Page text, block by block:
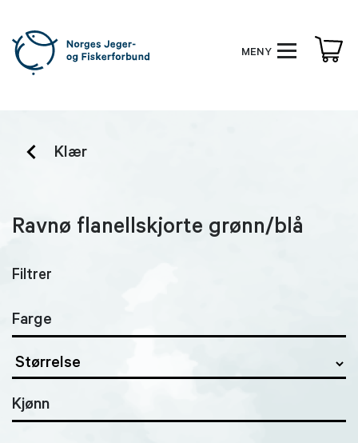
MENY
Klær
Ravnø flanellskjorte grønn/blå
Filtrer
Farge
Kjønn